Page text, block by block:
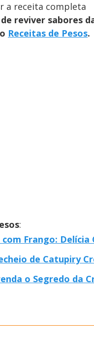
a receita completa
reviver sabores
Receitas de Pesos.
:
Frango: Delícia
de Catupiry
o Segredo da